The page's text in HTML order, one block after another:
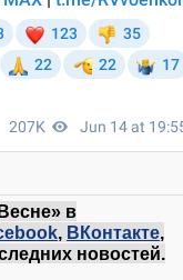
в
, ВКонтакте,
новостей.